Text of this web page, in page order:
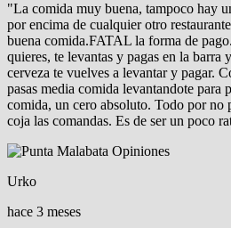
"La comida muy buena, tampoco hay
por encima de cualquier otro
buena comida.FATAL la forma de
quieres, te levantas y pagas en la barra
cerveza te vuelves a levantar y pagar.
pasas media comida levantandote para
comida, un cero absoluto. Todo por no
coja las comandas. Es de ser un poco
Urko
hace 3 meses